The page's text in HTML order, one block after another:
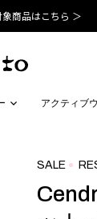
商品はこちら ＞
アクティブ
SALE